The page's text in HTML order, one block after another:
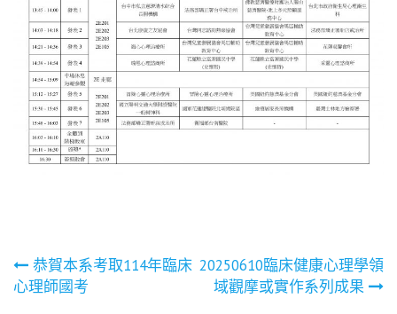
文恭賀本系考取114年臨床
心理師國考
20250610臨床健康心理學領
域觀摩或實作系列成果